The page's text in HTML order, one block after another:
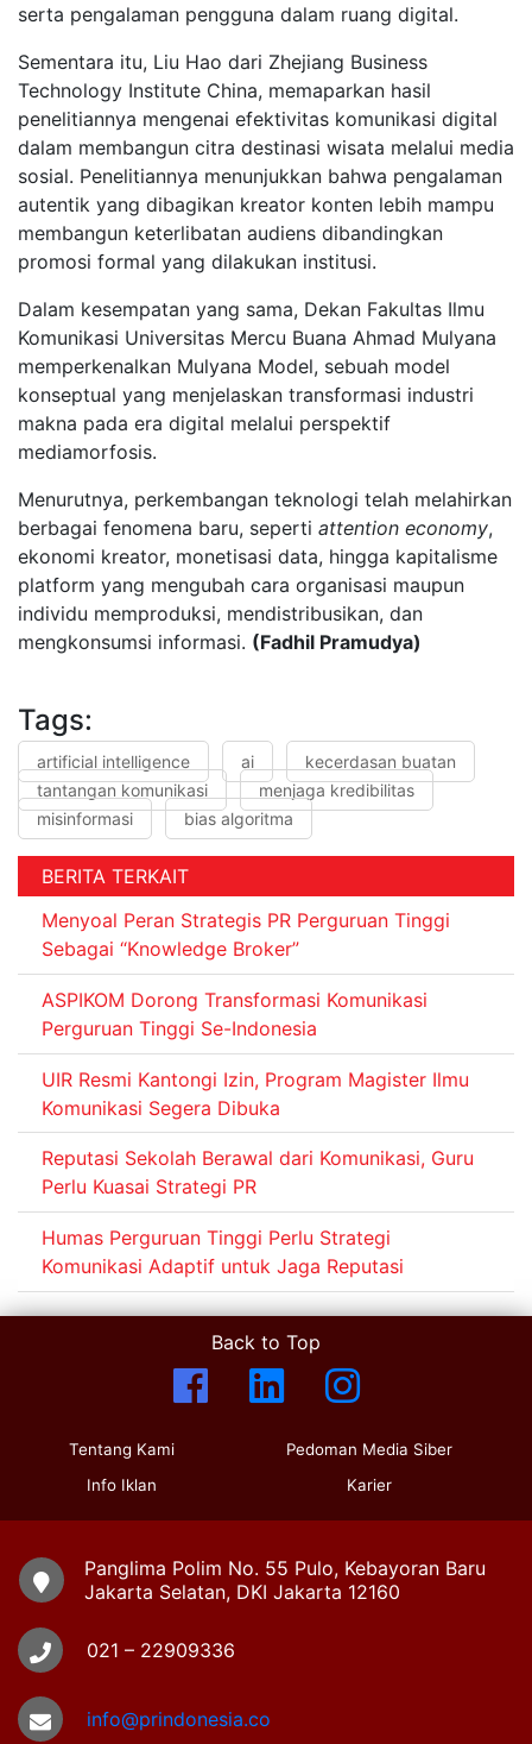
serta pengalaman pengguna dalam ruang digital.
Sementara itu, Liu Hao dari Zhejiang Business
Technology Institute China, memaparkan hasil
penelitiannya mengenai efektivitas komunikasi digital
dalam membangun citra destinasi wisata melalui media
sosial. Penelitiannya menunjukkan bahwa pengalaman
autentik yang dibagikan kreator konten lebih mampu
membangun keterlibatan audiens dibandingkan
promosi formal yang dilakukan institusi.
Dalam kesempatan yang sama, Dekan Fakultas Ilmu
Komunikasi Universitas Mercu Buana Ahmad Mulyana
memperkenalkan Mulyana Model, sebuah model
konseptual yang menjelaskan transformasi industri
makna pada era digital melalui perspektif
mediamorfosis.
Menurutnya, perkembangan teknologi telah melahirkan
berbagai fenomena baru, seperti attention economy,
ekonomi kreator, monetisasi data, hingga kapitalisme
platform yang mengubah cara organisasi maupun
individu memproduksi, mendistribusikan, dan
mengkonsumsi informasi. (Fadhil Pramudya)
Tags:
artificial intelligence ai
kecerdasan buatan
tantangan komunikasi
menjaga kredibilitas
misinformasi
bias algoritma
BERITA TERKAIT
Menyoal Peran Strategis PR Perguruan Tinggi
Sebagai “Knowledge Broker”
ASPIKOM Dorong Transformasi Komunikasi
Perguruan Tinggi Se-Indonesia
UIR Resmi Kantongi Izin, Program Magister Ilmu
Komunikasi Segera Dibuka
Reputasi Sekolah Berawal dari Komunikasi, Guru
Perlu Kuasai Strategi PR
Humas Perguruan Tinggi Perlu Strategi
Komunikasi Adaptif untuk Jaga Reputasi
Back to Top
Tentang Kami
Info Iklan
Pedoman Media Siber
Karier
Panglima Polim No. 55 Pulo, Kebayoran Baru
Jakarta Selatan, DKI Jakarta 12160
021 – 22909336
info@prindonesia.co